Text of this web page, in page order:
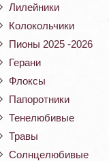
Лилейники
Колокольчики
Пионы 2025 -2026
Герани
Флоксы
Папоротники
Тенелюбивые
Травы
Солнцелюбивые